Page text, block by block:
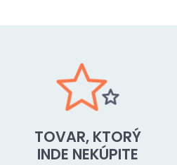
TOVAR, KTORÝ
INDE NEKÚPITE